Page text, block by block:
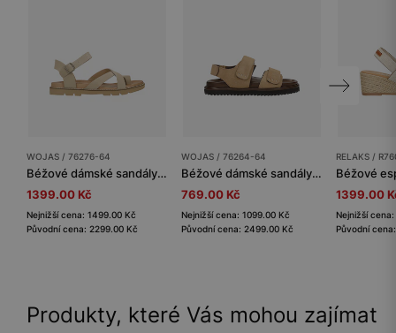
WOJAS / 76276-64
Béžové dámské sandály s prstovým páskem
1399.00 Kč
Nejnižší cena: 1499.00 Kč
Původní cena: 2299.00 Kč
WOJAS / 76264-64
Béžové dámské sandály ze štípenky
769.00 Kč
Nejnižší cena: 1099.00 Kč
Původní cena: 2499.00 Kč
RELAKS /
1399.00
Nejnižší
Původní
Produkty, které Vás mohou zajímat